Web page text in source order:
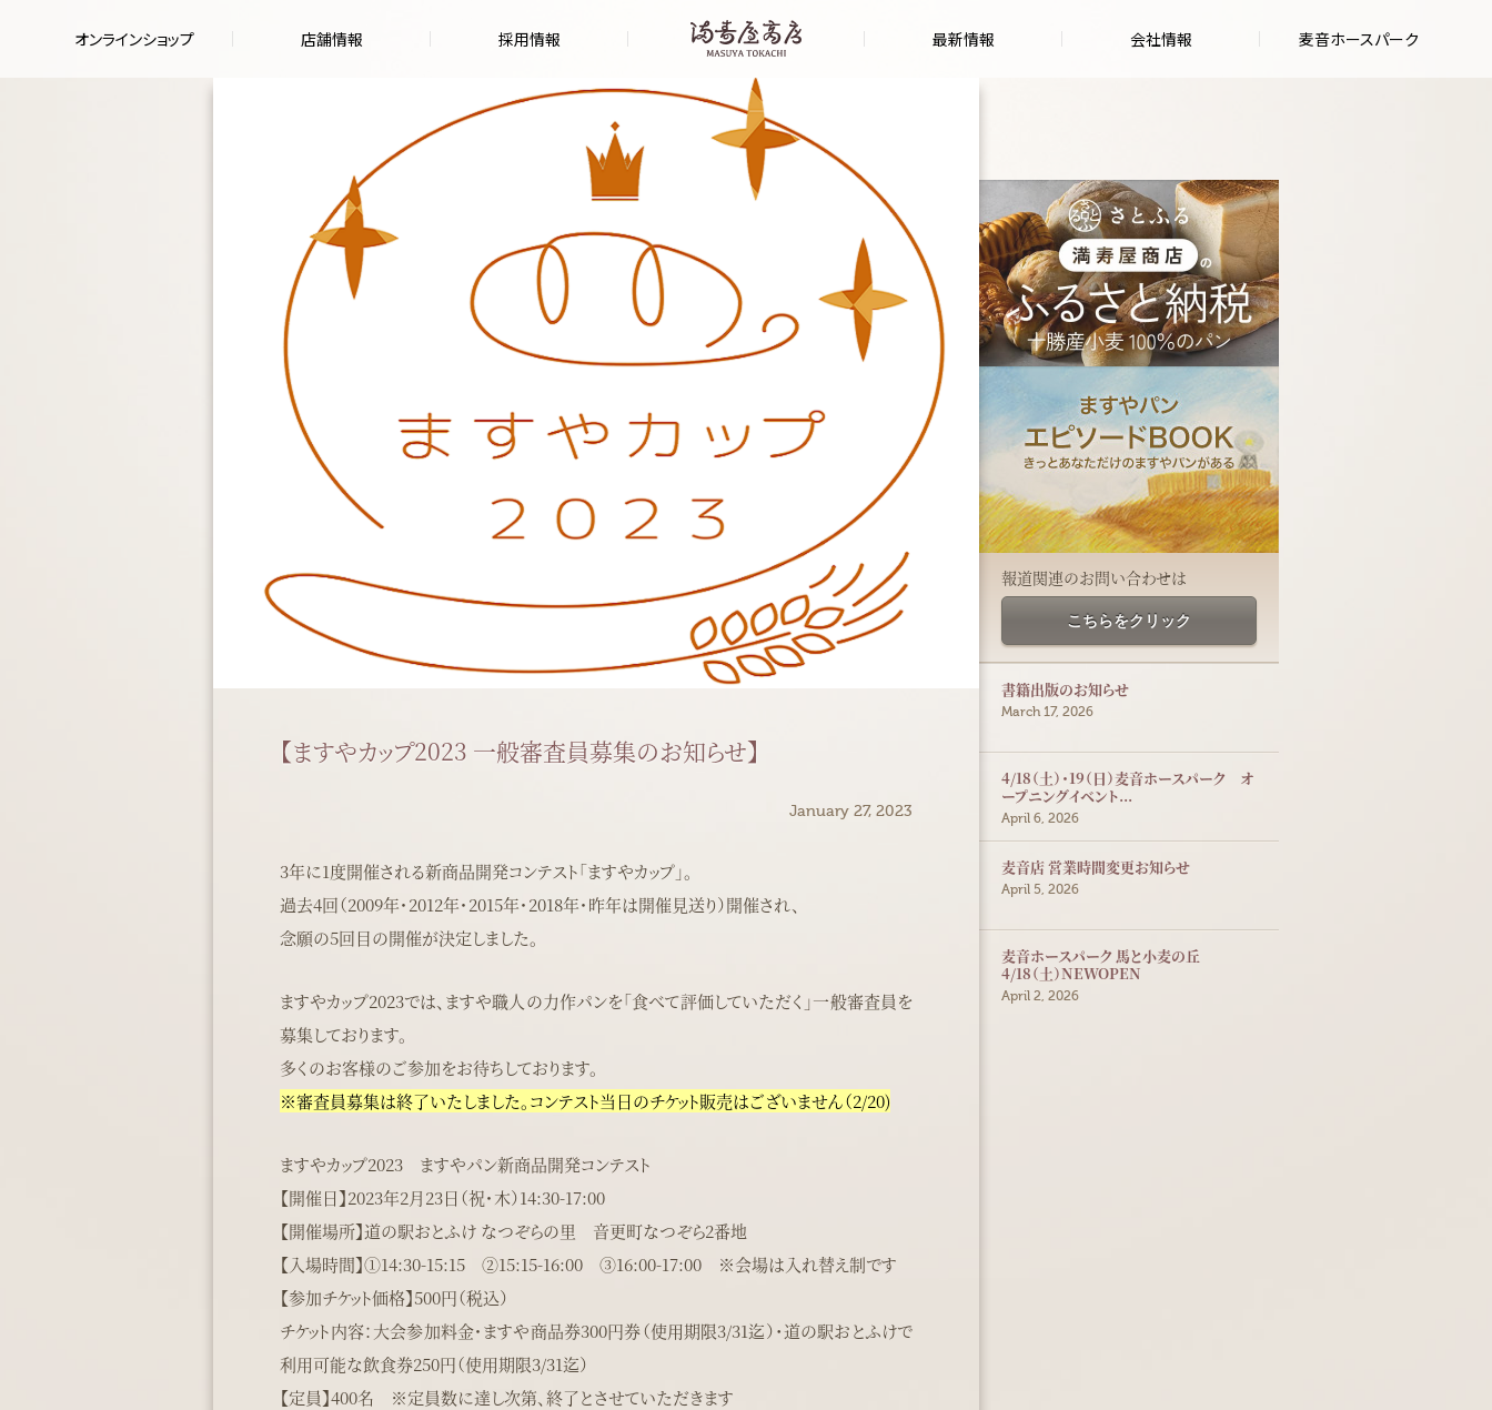
オンラインショップ 店舗情報 採用情報 最新情報 会社情報 麦音ホースパーク
【ますやカップ2023 一般審査員募集のお知らせ】
January 27, 2023
3年に1度開催される新商品開発コンテスト「ますやカップ」。
過去4回（2009年・2012年・2015年・2018年・昨年は開催見送り）開催され、
念願の5回目の開催が決定しました。
ますやカップ2023では、ますや職人の力作パンを「食べて評価していただく」一般審査員を
募集しております。
多くのお客様のご参加をお待ちしております。
※審査員募集は終了いたしました。コンテスト当日のチケット販売はございません（2/20)
ますやカップ2023 ますやパン新商品開発コンテスト
【開催日】2023年2月23日（祝・木）14:30-17:00
【開催場所】道の駅おとふけ なつぞらの里 音更町なつぞら2番地
【入場時間】①14:30-15:15 ➁15:15-16:00 ③16:00-17:00 ※会場は入れ替え制です
【参加チケット価格】500円（税込）
チケット内容：大会参加料金・ますや商品券300円券（使用期限3/31迄）･道の駅おとふけで
利用可能な飲食券250円（使用期限3/31迄）
【定員】400名 ※定員数に達し次第、終了とさせていただきます
報道関連のお問い合わせは
こちらをクリック
書籍出版のお知らせ
March 17, 2026
4/18（土）・19（日）麦音ホースパーク オ
ープニングイベント...
April 6, 2026
麦音店 営業時間変更お知らせ
April 5, 2026
麦音ホースパーク 馬と小麦の丘
4/18（土）NEWOPEN
April 2, 2026